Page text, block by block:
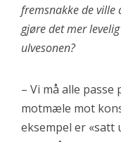
fremsnakke de ville
gjøre det mer
ulvesonen?
– Vi må alle
motmæle mot
eksempel er «satt